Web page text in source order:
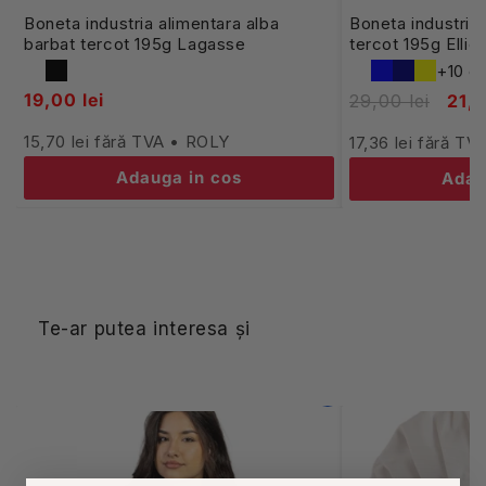
Boneta industria alimentara alba
barbat tercot 195g Lagasse
19,00 lei
15,70 lei fără TVA • ROLY
Adauga in cos
Boneta industria
tercot 195g Ellie
+10
29,00 lei
17,36 lei fără
Te-ar putea interesa și